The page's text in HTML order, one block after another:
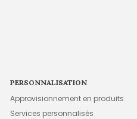
PERSONNALISATION
Approvisionnement en produits
Services personnalisés